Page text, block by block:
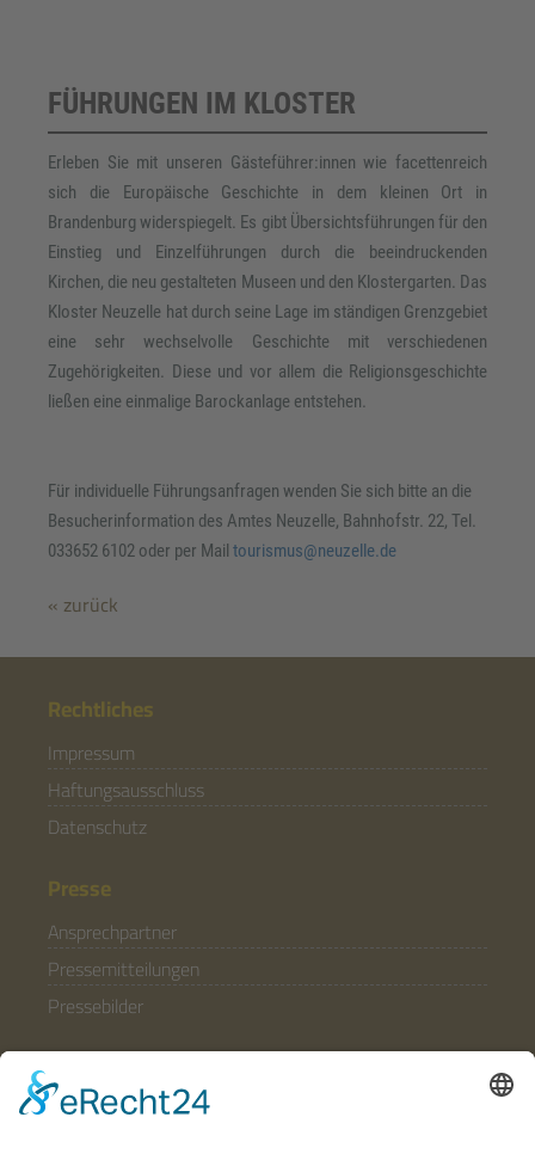
FÜHRUNGEN IM KLOSTER
Erleben Sie mit unseren Gästeführer:innen wie facettenreich
sich die Europäische Geschichte in dem kleinen Ort in
Brandenburg widerspiegelt. Es gibt Übersichtsführungen für den
Einstieg und Einzelführungen durch die beeindruckenden
Kirchen, die neu gestalteten Museen und den Klostergarten. Das
Kloster Neuzelle hat durch seine Lage im ständigen Grenzgebiet
eine sehr wechselvolle Geschichte mit verschiedenen
Zugehörigkeiten. Diese und vor allem die Religionsgeschichte
ließen eine einmalige Barockanlage entstehen.
Für individuelle Führungsanfragen wenden Sie sich bitte an die
Besucherinformation des Amtes Neuzelle, Bahnhofstr. 22, Tel.
033652 6102 oder per Mail tourismus@neuzelle.de
« zurück
Rechtliches
Impressum
Haftungsausschluss
Datenschutz
Presse
Ansprechpartner
Pressemitteilungen
Pressebilder
Partner & Förderer